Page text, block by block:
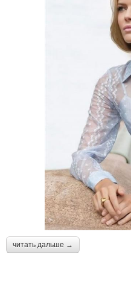
читать дальше →